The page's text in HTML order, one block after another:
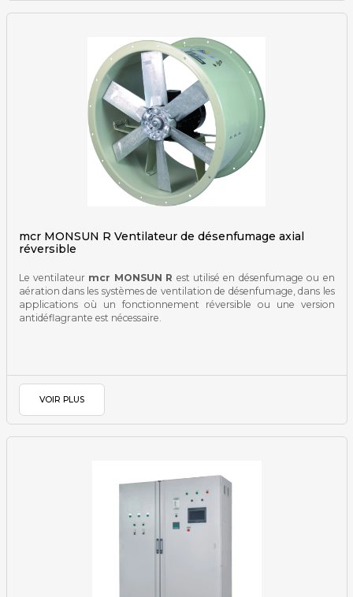
mcr MONSUN R Ventilateur de désenfumage axial
réversible
Le ventilateur mcr MONSUN R est utilisé en désenfumage ou en
aération dans les systèmes de ventilation de désenfumage, dans les
applications où un fonctionnement réversible ou une version
antidéflagrante est nécessaire.
VOIR PLUS